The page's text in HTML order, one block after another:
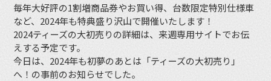
毎年大好評の1割増商品券やお買い得、台数限定特別仕様車
など、2024年も特典盛り沢山で開催いたします！
2024ティーズの大初売りの詳細は、来週専用サイトでお伝
えする予定です。
今日は、2024年も初夢のあとは「ティーズの大初売り」
へ！の事前のお知らせでした。